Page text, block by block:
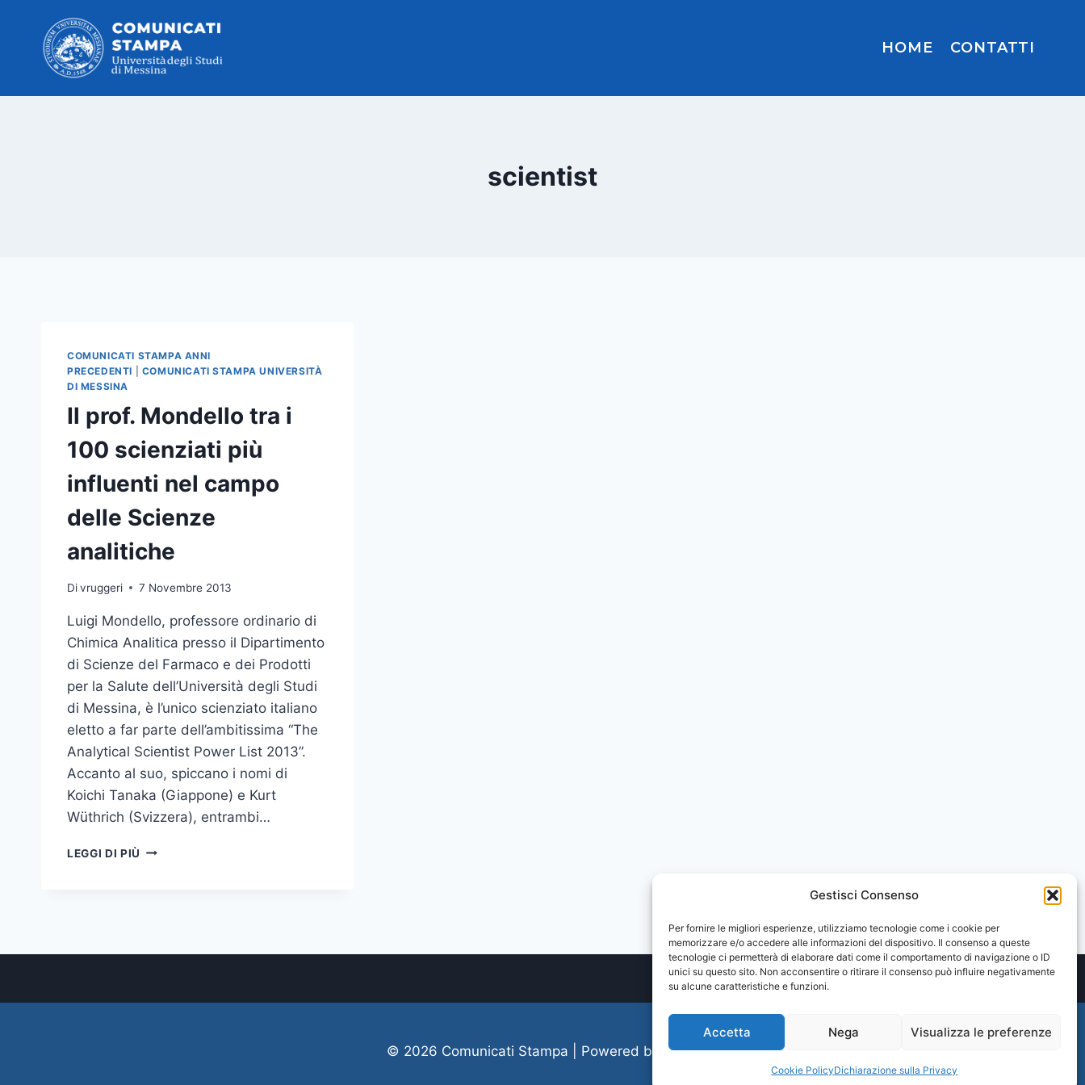
Gestisci Consenso
Per fornire le migliori esperienze, utilizziamo tecnologie come i cookie per
memorizzare e/o accedere alle informazioni del dispositivo. Il consenso a queste
tecnologie ci permetterà di elaborare dati come il comportamento di navigazione o ID
unici su questo sito. Non acconsentire o ritirare il consenso può influire negativamente
su alcune caratteristiche e funzioni.
Accetta Nega Visualizza le preferenze
Cookie PolicyDichiarazione sulla Privacy
contenuto
HOME CONTATTI
scientist
COMUNICATI STAMPA ANNI
PRECEDENTI
COMUNICATI STAMPA UNIVERSITÀ
DI MESSINA
Il prof. Mondello tra i
100 scienziati più
influenti nel campo
delle Scienze
analitiche
Divruggeri 7 Novembre 2013
Luigi Mondello, professore ordinario di
Chimica Analitica presso il Dipartimento
di Scienze del Farmaco e dei Prodotti
per la Salute dell’Università degli Studi
di Messina, è l’unico scienziato italiano
eletto a far parte dell’ambitissima “The
Analytical Scientist Power List 2013”.
Accanto al suo, spiccano i nomi di
Koichi Tanaka (Giappone) e Kurt
Wüthrich (Svizzera), entrambi…
LEGGI DI PIÙ IL
NEL
© 2026 Comunicati Stampa | Powered by CIAM